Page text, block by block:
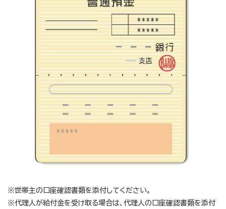
※世帯主の口座確認書類を添付してください。
※代理人が給付金を受け取る場合は、代理人の口座確認書類を添付